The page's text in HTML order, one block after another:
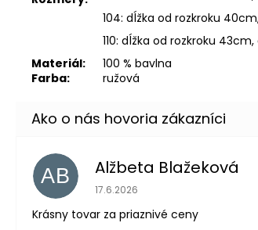
104: dĺžka od rozkroku
110: dĺžka od rozkroku
Materiál:
100 % bavlna
Farba:
ružová
AB Alžbeta Blažeková
Hodnotenie obchodu je 5 z 5
17.6.2026
Krásny tovar za priaznivé ceny